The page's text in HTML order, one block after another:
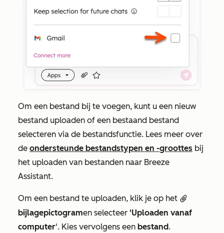
Om een bestand bij te voegen, kunt u een nieuw
bestand uploaden of een bestaand bestand
selecteren via de bestandsfunctie. Lees meer over
de ondersteunde bestandstypen en -groottes bij
het uploaden van bestanden naar Breeze
Assistant.
Om een bestand te uploaden, klik je op het attach
bijlagepictogramen selecteer 'Uploaden vanaf
computer'. Kies vervolgens een bestand.